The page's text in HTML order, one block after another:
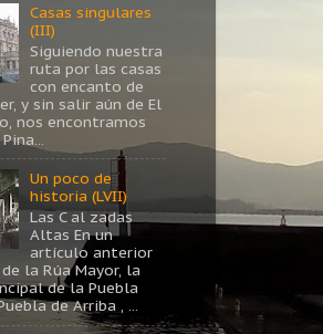
Casas singulares
(III)
Siguiendo nuestra
ruta por las casas
con encanto de
y sin salir aún de El
nos encontramos
Un poco de
historia (LVII)
Las C al zadas
Altas En un
artículo anterior
la Rúa Mayor, la
de la Puebla
de Arriba , ...